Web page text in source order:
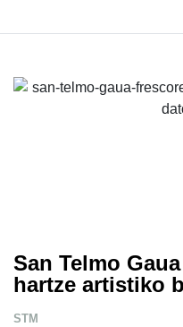
San Telmo
hartze artistiko
STM